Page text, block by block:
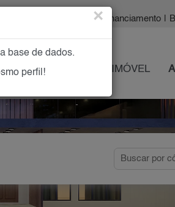
| Financiamento
OFEREÇA SEU IMÓVEL
×
base de dados.
perfil!